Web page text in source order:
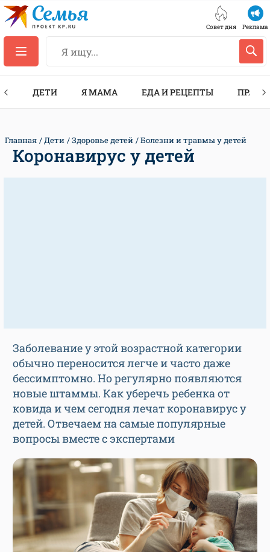
Совет дня Реклама
ДЕТИ Я МАМА ЕДА И РЕЦЕПТЫ
Главная Дети Здоровье детей Болезни и травмы у детей
Коронавирус у детей
Заболевание у этой возрастной категории
обычно переносится легче и часто даже
бессимптомно. Но регулярно появляются
новые штаммы. Как уберечь ребенка от
ковида и чем сегодня лечат коронавирус у
детей. Отвечаем на самые популярные
вопросы вместе с экспертами